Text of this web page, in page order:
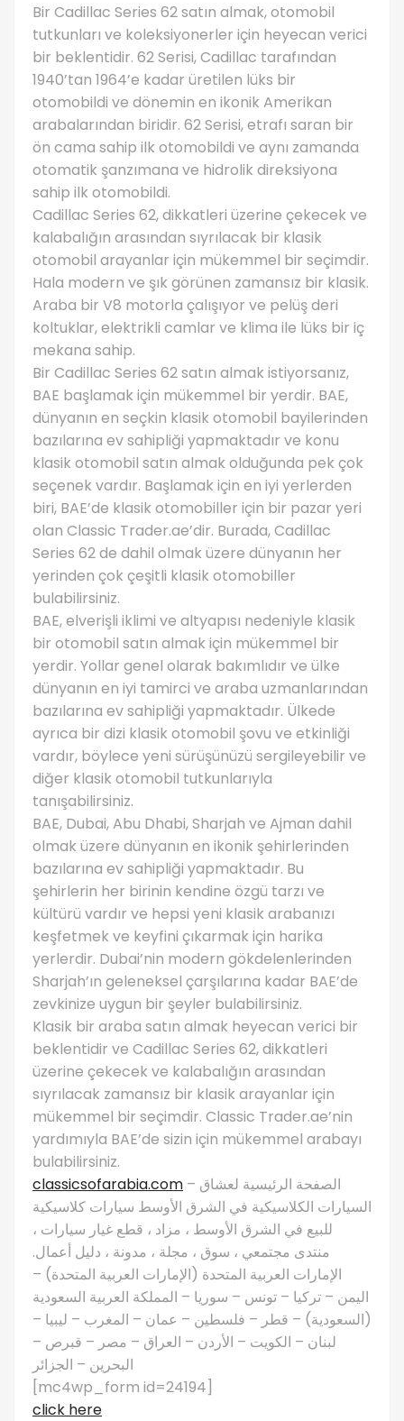
Bir Cadillac Series 62 satın almak, otomobil
tutkunları ve koleksiyonerler için heyecan verici
bir beklentidir. 62 Serisi, Cadillac tarafından
1940’tan 1964’e kadar üretilen lüks bir
otomobildi ve dönemin en ikonik Amerikan
arabalarından biridir. 62 Serisi, etrafı saran bir
ön cama sahip ilk otomobildi ve aynı zamanda
otomatik şanzımana ve hidrolik direksiyona
sahip ilk otomobildi.
Cadillac Series 62, dikkatleri üzerine çekecek ve
kalabalığın arasından sıyrılacak bir klasik
otomobil arayanlar için mükemmel bir seçimdir.
Hala modern ve şık görünen zamansız bir klasik.
Araba bir V8 motorla çalışıyor ve pelüş deri
koltuklar, elektrikli camlar ve klima ile lüks bir iç
mekana sahip.
Bir Cadillac Series 62 satın almak istiyorsanız,
BAE başlamak için mükemmel bir yerdir. BAE,
dünyanın en seçkin klasik otomobil bayilerinden
bazılarına ev sahipliği yapmaktadır ve konu
klasik otomobil satın almak olduğunda pek çok
seçenek vardır. Başlamak için en iyi yerlerden
biri, BAE’de klasik otomobiller için bir pazar yeri
olan Classic Trader.ae’dir. Burada, Cadillac
Series 62 de dahil olmak üzere dünyanın her
yerinden çok çeşitli klasik otomobiller
bulabilirsiniz.
BAE, elverişli iklimi ve altyapısı nedeniyle klasik
bir otomobil satın almak için mükemmel bir
yerdir. Yollar genel olarak bakımlıdır ve ülke
dünyanın en iyi tamirci ve araba uzmanlarından
bazılarına ev sahipliği yapmaktadır. Ülkede
ayrıca bir dizi klasik otomobil şovu ve etkinliği
vardır, böylece yeni sürüşünüzü sergileyebilir ve
diğer klasik otomobil tutkunlarıyla
tanışabilirsiniz.
BAE, Dubai, Abu Dhabi, Sharjah ve Ajman dahil
olmak üzere dünyanın en ikonik şehirlerinden
bazılarına ev sahipliği yapmaktadır. Bu
şehirlerin her birinin kendine özgü tarzı ve
kültürü vardır ve hepsi yeni klasik arabanızı
keşfetmek ve keyfini çıkarmak için harika
yerlerdir. Dubai’nin modern gökdelenlerinden
Sharjah’ın geleneksel çarşılarına kadar BAE’de
zevkinize uygun bir şeyler bulabilirsiniz.
Klasik bir araba satın almak heyecan verici bir
beklentidir ve Cadillac Series 62, dikkatleri
üzerine çekecek ve kalabalığın arasından
sıyrılacak zamansız bir klasik arayanlar için
mükemmel bir seçimdir. Classic Trader.ae’nin
yardımıyla BAE’de sizin için mükemmel arabayı
bulabilirsiniz.
classicsofarabia.com – الصفحة الرئيسية لعشاق
السيارات الكلاسيكية في الشرق الأوسط سيارات كلاسيكية
للبيع في الشرق الأوسط ، مزاد ، قطع غيار سيارات ،
منتدى مجتمعي ، سوق ، مجلة ، مدونة ، دليل أعمال.
الإمارات العربية المتحدة (الإمارات العربية المتحدة) –
اليمن – تركيا – تونس – سوريا – المملكة العربية السعودية
(السعودية) – قطر – فلسطين – عمان – المغرب – ليبيا –
لبنان – الكويت – الأردن – العراق – مصر – قبرص –
البحرين – الجزائر
[mc4wp_form id=24194]
click here